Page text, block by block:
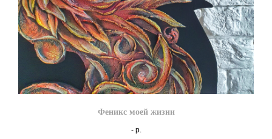
Феникс моей жизни
- р.